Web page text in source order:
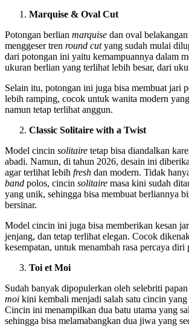
Marquise & Oval Cut
Potongan berlian marquise dan oval
menggeser tren round cutyang sudah mulai
dari potongan ini yaitu kemampuannya dalam
ukuran berlian yang terlihat lebih besar, dari
Selain itu, potongan ini juga bisa membuat jari
lebih ramping, cocok untuk wanita modern
namun tetap terlihat anggun.
Classic Solitaire with a Twist
Model cincin solitaire tetap bisa diandalkan
abadi. Namun, di tahun 2026, desain ini
agar terlihat lebih fresh dan modern. Tidak
band polos, cincin solitaire masa kini sudah
yang unik, sehingga bisa membuat berliannya
bersinar.
Model cincin ini juga bisa memberikan kesan
jenjang, dan tetap terlihat elegan. Cocok
kesempatan, untuk menambah rasa percaya diri
Toi et Moi
Sudah banyak dipopulerkan oleh selebriti papan
moi kini kembali menjadi salah satu cincin
Cincin ini menampilkan dua batu utama yang
sehingga bisa melamabangkan dua jiwa yang